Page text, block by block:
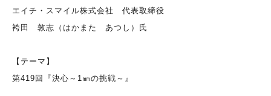
エイチ・スマイル株式会社 代表取締役
袴田 敦志（はかまた あつし）氏
【テーマ】
第419回『決心～1㎜の挑戦～』